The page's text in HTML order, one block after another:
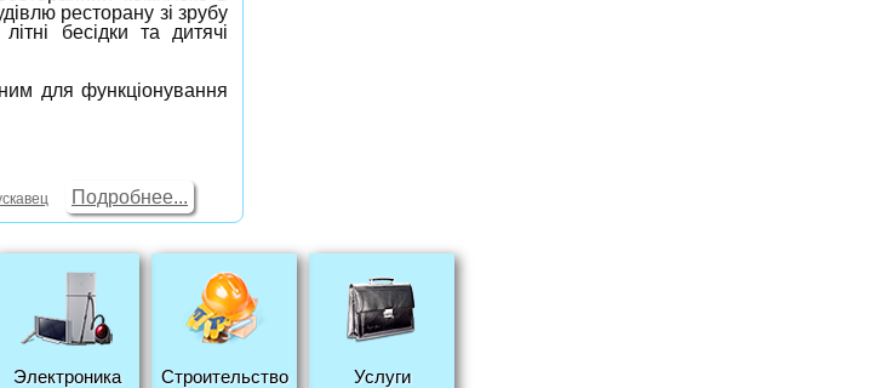
ресторану зі зрубу
бесідки та дитячі
для функціонування
Подробнее...
Электроника Строительство Услуги